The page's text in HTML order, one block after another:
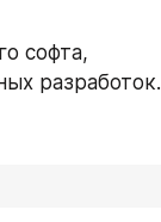
софта,
разработок.